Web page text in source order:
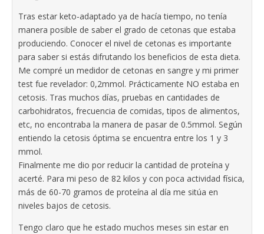
Tras estar keto-adaptado ya de hacía tiempo, no tenía
manera posible de saber el grado de cetonas que estaba
produciendo. Conocer el nivel de cetonas es importante
para saber si estás difrutando los beneficios de esta dieta.
Me compré un medidor de cetonas en sangre y mi primer
test fue revelador: 0,2mmol. Prácticamente NO estaba en
cetosis. Tras muchos días, pruebas en cantidades de
carbohidratos, frecuencia de comidas, tipos de alimentos,
etc, no encontraba la manera de pasar de 0.5mmol. Según
entiendo la cetosis óptima se encuentra entre los 1 y 3
mmol.
Finalmente me dio por reducir la cantidad de proteína y
acerté. Para mi peso de 82 kilos y con poca actividad física,
más de 60-70 gramos de proteína al día me sitúa en
niveles bajos de cetosis.
Tengo claro que he estado muchos meses sin estar en